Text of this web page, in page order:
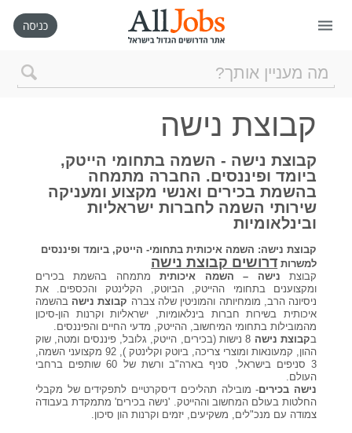
דף הבית
חיפוש חדש
ניהול החיפושים שלי
רכישת AllJobs VIP
כמה אתם שווים?
קורסים אונליין
קורסים אונליין
שדרוג קורות חיים
קבוצת נישה
קבוצת נישה - השמה בתחומי הייטק,
ביומד ופיננסים. החברה מתמחה
בהשמת בכירים ואנשי מקצוע ומעניקה
שירותי השמה לחברות ישראליות
ובינלאומיות
קבוצת נישה: השמה איכותית בתחומי- הייטק, ביומד ופיננסים
למשרות דרושים קבוצת נישה
קבוצת נישה – השמה איכותיתמתמחה בהשמת בכירים
ומקצוענים בתחומי ההייטק, הביוטק, הקלינטק והכספים. את
ניסיונה הרב, מומחיותה והמוניטין שלה צברה קבוצת נישה בהשמה
איכותית בשירות חברות בינלאומיות, ישראליות וקרנות הון-סיכון
מהמובילות בתחומי המיחשוב, ההייטק, מדעי החיים והפיננסים.
בקבוצת נישה
8 נישות (בכירים, הייטק, גלובל, פיננסים ומטה, שוק
ההון, קמעונאות ומוצרי צריכה, ביוטק וקלינטק ), 92 מקצועני השמה,
3 סניפים בישראל, סניף בארה"ב ורשת של 60 שותפים ברחבי
העולם.
נישה בכירים- מובילה תהליכים דיסקרטיים לתפקידים של מקבלי
החלטות בעולם המחשוב וההייטק. 'נישה בכירים' מתמקדת בעבודה
צמודה עם מנכ"לים, משקיעים, יזמים וקרנות הון סיכון.